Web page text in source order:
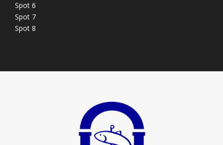
Spot 6
Spot 7
Spot 8